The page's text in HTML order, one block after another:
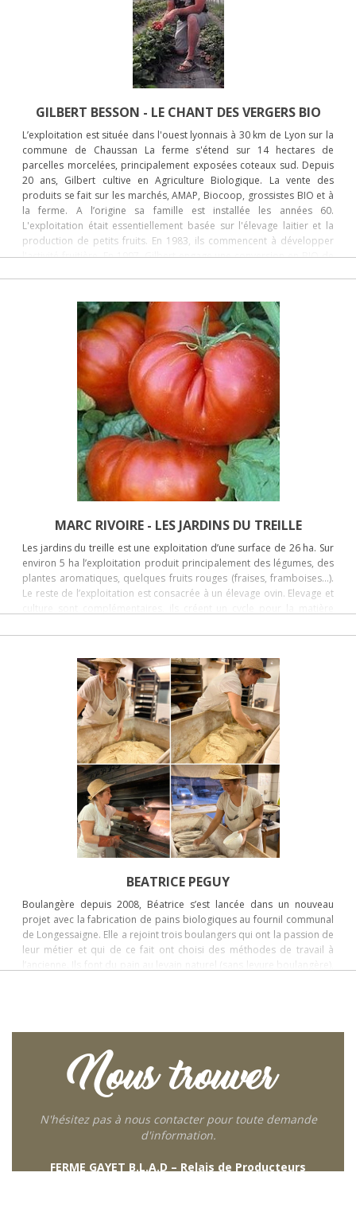
GILBERT BESSON - LE CHANT DES VERGERS BIO
L’exploitation est située dans l'ouest lyonnais à 30 km de Lyon sur la
commune de Chaussan La ferme s'étend sur 14 hectares de
parcelles morcelées, principalement exposées coteaux sud. Depuis
20 ans, Gilbert cultive en Agriculture Biologique. La vente des
produits se fait sur les marchés, AMAP, Biocoop, grossistes BIO et à
la ferme. A l’origine sa famille est installée les années 60.
L'exploitation était essentiellement basée sur l'élevage laitier et la
production de petits fruits. En 1983, ils commencent à développer
l'activité fruitière. En 1997, Gilbert engage une conversion en BIO de
MARC RIVOIRE - LES JARDINS DU TREILLE
Les jardins du treille est une exploitation d’une surface de 26 ha. Sur
environ 5 ha l’exploitation produit principalement des légumes, des
plantes aromatiques, quelques fruits rouges (fraises, framboises…).
Le reste de l’exploitation est consacrée à un élevage ovin. Elevage et
culture sont complémentaires, ils créent un cycle pour la matière
l’alimentation des moutons ; la litière du troupeau est compostée
différentes, déclinées sous 140 variétés afin d’offrir la gamme la plus
large possible aux clients.
BEATRICE PEGUY
Boulangère depuis 2008, Béatrice s’est lancée dans un nouveau
projet avec la fabrication de pains biologiques au fournil communal
de Longessaigne. Elle a rejoint trois boulangers qui ont la passion de
leur métier et qui de ce fait ont choisi des méthodes de travail à
l’ancienne. Ils font du pain au levain naturel (sans levure boulangère),
Nous trouver
N'hésitez pas à nous contacter pour toute demande
d'information.
FERME GAYET B.L.A.D – Relais de Producteurs